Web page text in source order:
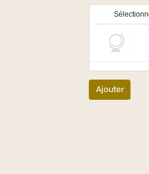
Ajouter